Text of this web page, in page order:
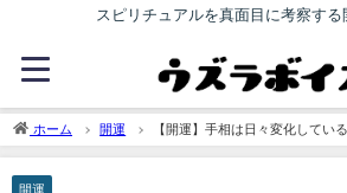
スピリチュアルを真面目に考察する
ホーム 開運
【開運】手相は日々変化してい
正解なんだろう？？
開運